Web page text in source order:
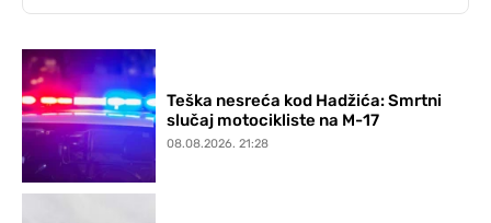
Teška nesreća kod Hadžića: Smrtni
slučaj motocikliste na M-17
08.08.2026. 21:28